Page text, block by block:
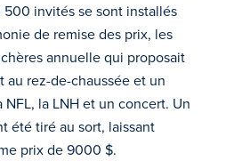
invités se sont installés
de remise des prix, les
annuelle qui proposait
au rez-de-chaussée et un
la LNH et un concert. Un
été tiré au sort, laissant
prix de 9000 $.